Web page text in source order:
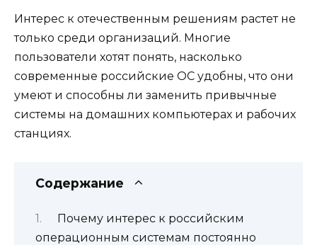
Интерес к отечественным решениям растет не
только среди организаций. Многие
пользователи хотят понять, насколько
современные российские ОС удобны, что они
умеют и способны ли заменить привычные
системы на домашних компьютерах и рабочих
станциях.
Содержание
Почему интерес к российским
операционным системам постоянно